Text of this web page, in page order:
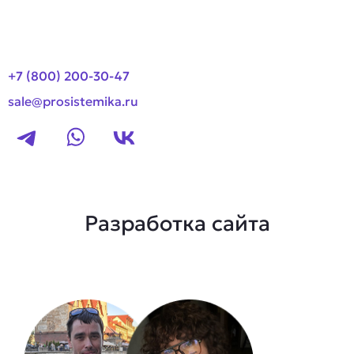
+7 (800) 200-30-47
sale@prosistemika.ru
Разработка сайта